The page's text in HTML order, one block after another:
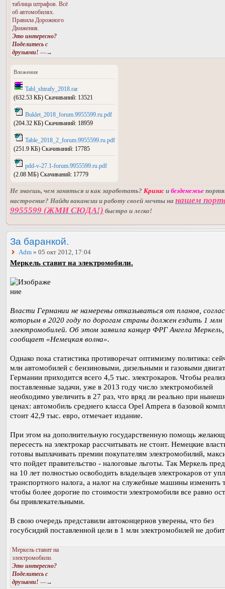
таблица штрафов. Всё
об автомобилях.
Правила Дорожного
Движения.
Это интересно?
Поделитесь с
друзьями! —→
Вложения
Tabl_shtrafy_2018.rar
(632.53 КБ) Скачиваний: 13521
Buklet_2018_forum.9955599.ru.pdf
(204.32 КБ) Скачиваний: 18959
Table_2018_2_forum.9955599.ru.pdf
(251.9 КБ) Скачиваний: 17785
pdd-v-27.1-forum.9955599.ru.pdf
(2.08 МБ) Скачиваний: 17779
Не знаешь, чем заняться и как заработать? Кризис и безденежье
настроение? Найди вакансии и работу своей мечты на нашем
9955599 (ЖМИ СЮДА!) быстро и легко!
За баранкой.
Adm » 05 окт 2012, 17:04
Меркель ставит на электромобили.
Власти Германии не намерены отказываться от планов,
которым в 2020 году по дорогам страны должен ездить 1 млн
электромобилей. Об этом заявила канцер ФРГ Ангела Меркель,
сообщает «Немецкая волна».
Однако пока статистика противоречат оптимизму политика:
млн автомобилей с бензиновыми, дизельными и газовыми
Германии приходится всего 4,5 тыс. электрокаров. Чтобы
поставленные задачи, уже в 2013 году число электромобилей
необходимо увеличить в 27 раз, что вряд ли реально при
ценах: автомобиль среднего класса Opel Ampera в базовой
стоит 42,9 тыс. евро, отмечает издание.
При этом на дополнительную государственную помощь
пересесть на электрокар рассчитывать не стоит. Немецкие
готовы выплачивать премии покупателям электромобилий,
что пойдет правительство - налоговые льготы. Так Меркель
на 10 лет полностью освободить владельцев электрокаров от
транспортного налога, а налог на служебные машины изменить
чтобы более дорогие по стоимости электромобили все равно
бы привлекательными.
В свою очередь представили автоконцернов уверены, что без
госубсидий поставленной цели в 1 млн электромобилей не
Меркель ставит на
электромобили.
Это интересно?
Поделитесь с
друзьями! —→